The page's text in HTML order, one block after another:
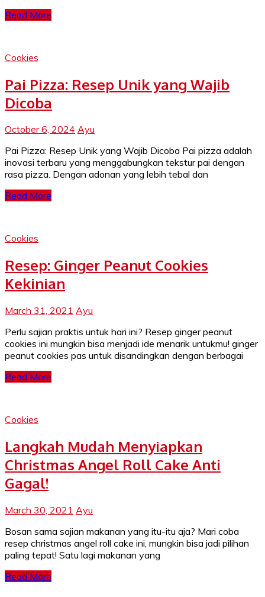
Read More
Cookies
Pai Pizza: Resep Unik yang Wajib
Dicoba
October 6, 2024 Ayu
Pai Pizza: Resep Unik yang Wajib Dicoba Pai pizza adalah
inovasi terbaru yang menggabungkan tekstur pai dengan
rasa pizza. Dengan adonan yang lebih tebal dan
Read More
Cookies
Resep: Ginger Peanut Cookies
Kekinian
March 31, 2021 Ayu
Perlu sajian praktis untuk hari ini? Resep ginger peanut
cookies ini mungkin bisa menjadi ide menarik untukmu! ginger
peanut cookies pas untuk disandingkan dengan berbagai
Read More
Cookies
Langkah Mudah Menyiapkan
Christmas Angel Roll Cake Anti
Gagal!
March 30, 2021 Ayu
Bosan sama sajian makanan yang itu-itu aja? Mari coba
resep christmas angel roll cake ini, mungkin bisa jadi pilihan
paling tepat! Satu lagi makanan yang
Read More